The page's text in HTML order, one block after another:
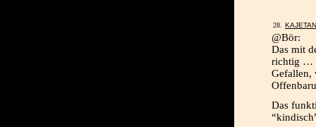
KAJETAN
@Bör:
Das mit
richtig …
Gefallen,
Das